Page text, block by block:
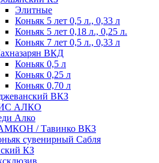
Элитные
Коньяк 5 лет 0,5 л., 0,33 л
Коньяк 5 лет 0,18 л., 0,25 л.
Коньяк 7 лет 0,5 л., 0,33 л
ВКД
Коньяк 0,5 л
Коньяк 0,25 л
Коньяк 0,70 л
ВКЗ
АЛКО
Алко
/ Тавинко ВКЗ
сувенирный Сабля
КЗ